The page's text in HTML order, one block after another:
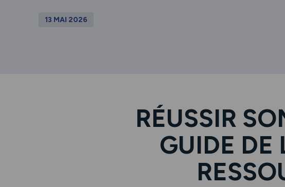
13 MAI 2026
RÉUSSIR
GUIDE DE